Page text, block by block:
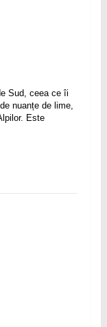
Sud, ceea ce îi
nuanțe de lime,
Este